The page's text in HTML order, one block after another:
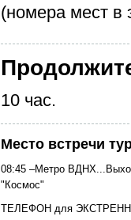
(номера мест в
10 час.
Место встречи
08:45 –Метро
"Космос"
ТЕЛЕФОН для